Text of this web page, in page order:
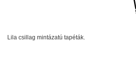
Lila csillag mintázatú tapéták.